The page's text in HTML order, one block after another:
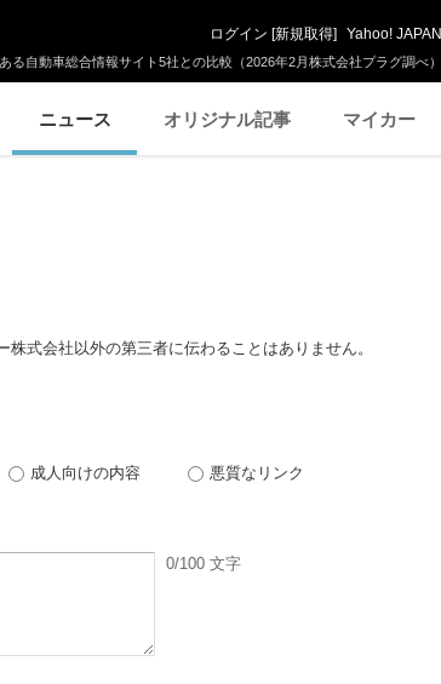
る自動車総合情報サイト5社との比較（2026年2月株式会社プラグ調べ）
ログイン [新規取得] Yahoo! JAPAN
ニュース オリジナル記事 マイカー
式会社以外の第三者に伝わることはありません。
成人向けの内容
悪質なリンク
0/100 文字